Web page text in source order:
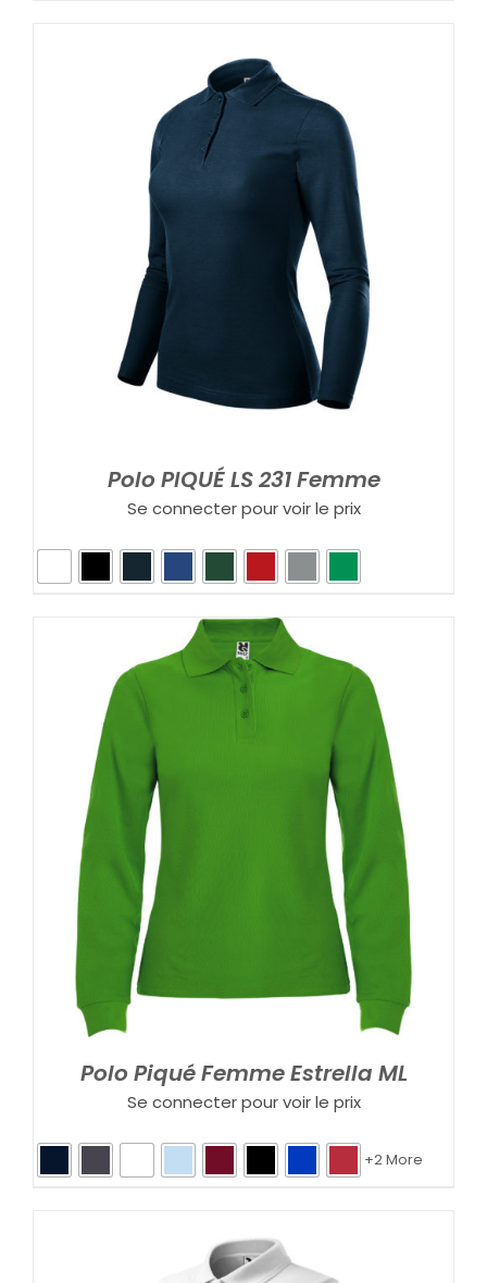
Polo PIQUÉ LS 231 Femme
Se connecter pour voir le prix
Polo Piqué Femme Estrella ML
Se connecter pour voir le prix
+2 More